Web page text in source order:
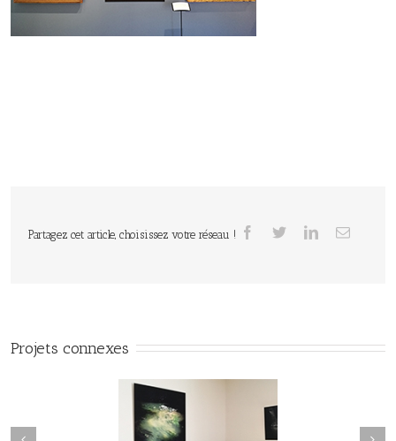
Partagez cet article, choisissez votre réseau !
Projets connexes